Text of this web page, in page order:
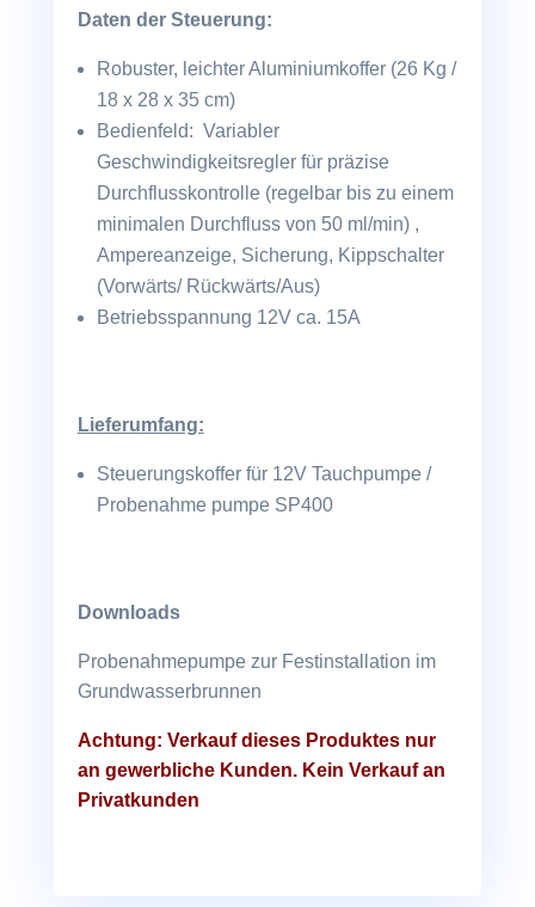
Daten der Steuerung:
Robuster, leichter Aluminiumkoffer (26 Kg /
18 x 28 x 35 cm)
Bedienfeld: Variabler
Geschwindigkeitsregler für präzise
Durchflusskontrolle (regelbar bis zu einem
minimalen Durchfluss von 50 ml/min) ,
Ampereanzeige, Sicherung, Kippschalter
(Vorwärts/ Rückwärts/Aus)
Betriebsspannung 12V ca. 15A
Lieferumfang:
Steuerungskoffer für 12V Tauchpumpe /
Probenahme pumpe SP400
Downloads
Probenahmepumpe zur Festinstallation im
Grundwasserbrunnen
Achtung: Verkauf dieses Produktes nur
an gewerbliche Kunden. Kein Verkauf an
Privatkunden